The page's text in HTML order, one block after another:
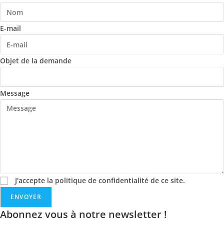
E-mail
Objet de la demande
Message
J'accepte la politique de confidentialité de ce site.
ENVOYER
Abonnez vous à notre newsletter !